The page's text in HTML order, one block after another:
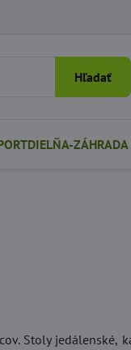
Hľadať
DIELŇA-ZÁHRADA
Stoly jedálenské,